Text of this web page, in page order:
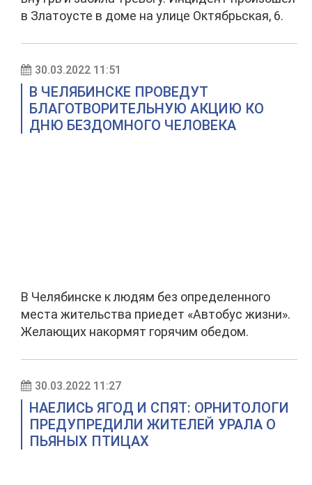
в Златоусте в доме на улице Октябрьская, 6.
30.03.2022 11:51
В ЧЕЛЯБИНСКЕ ПРОВЕДУТ
БЛАГОТВОРИТЕЛЬНУЮ АКЦИЮ КО
ДНЮ БЕЗДОМНОГО ЧЕЛОВЕКА
В Челябинске к людям без определенного
места жительства приедет «Автобус жизни».
Желающих накормят горячим обедом.
30.03.2022 11:27
НАЕЛИСЬ ЯГОД И СПЯТ: ОРНИТОЛОГИ
ПРЕДУПРЕДИЛИ ЖИТЕЛЕЙ УРАЛА О
ПЬЯНЫХ ПТИЦАХ